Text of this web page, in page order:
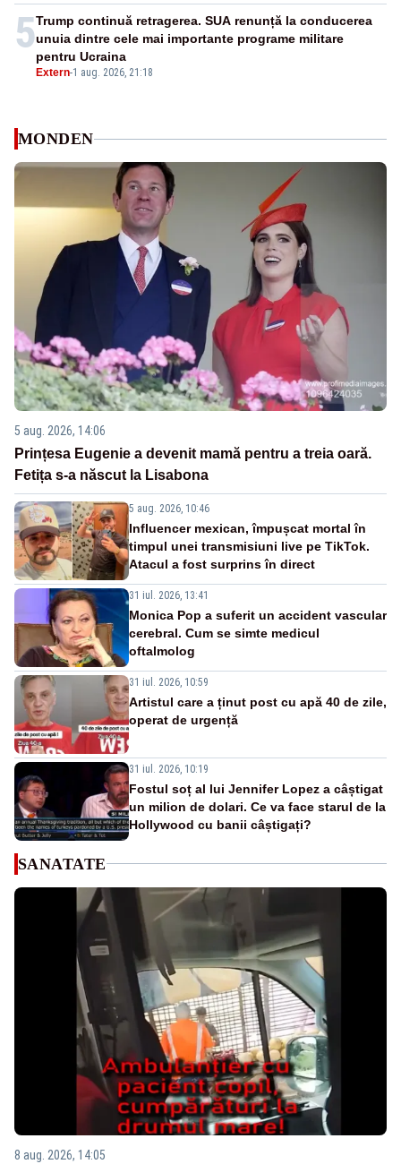
5
Extern-1 aug. 2026, 21:18
Trump continuă retragerea. SUA renunță la conducerea
unuia dintre cele mai importante programe militare
pentru Ucraina
MONDEN
5 aug. 2026, 14:06
Prințesa Eugenie a devenit mamă pentru a treia oară.
Fetița s-a născut la Lisabona
5 aug. 2026, 10:46
Influencer mexican, împușcat mortal în
timpul unei transmisiuni live pe TikTok.
Atacul a fost surprins în direct
31 iul. 2026, 13:41
Monica Pop a suferit un accident vascular
cerebral. Cum se simte medicul
oftalmolog
31 iul. 2026, 10:59
Artistul care a ținut post cu apă 40 de zile,
operat de urgență
31 iul. 2026, 10:19
Fostul soț al lui Jennifer Lopez a câștigat
un milion de dolari. Ce va face starul de la
Hollywood cu banii câștigați?
SANATATE
8 aug. 2026, 14:05